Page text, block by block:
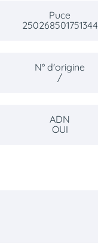
Puce
250268501751344
N° d'origine
/
ADN
OUI